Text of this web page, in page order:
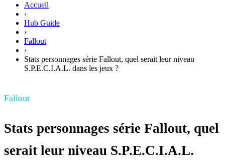
Accueil
›
Hub Guide
›
Fallout
›
Stats personnages série Fallout, quel serait leur niveau
S.P.E.C.I.A.L. dans les jeux ?
Fallout
Stats personnages série Fallout, quel
serait leur niveau S.P.E.C.I.A.L.